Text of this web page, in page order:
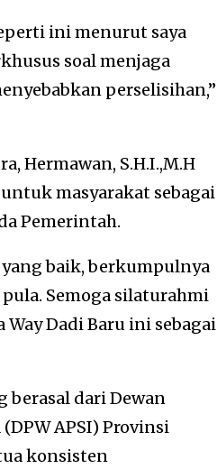
ini menurut saya
soal menjaga
perselisihan,”
Hermawan, S.H.I.,M.H
masyarakat sebagai
Pemerintah.
baik, berkumpulnya
Semoga silaturahmi
Dadi Baru ini sebagai
berasal dari Dewan
APSI) Provinsi
konsisten